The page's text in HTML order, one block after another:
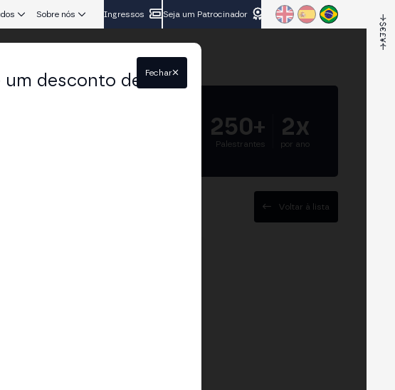
Sobre nós Ingressos Seja um Patrocinador
250+
Palestrantes
2x
por ano
Voltar à lista
desconto de
Fechar